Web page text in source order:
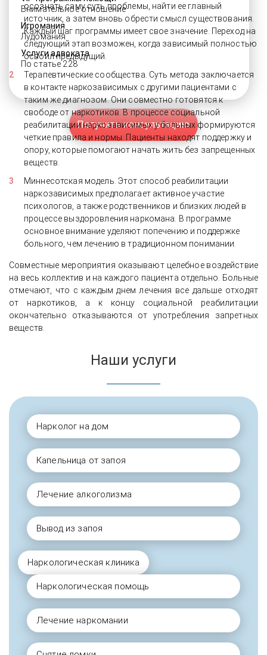
Внимательное отношение
Игромания
Лудомания
Услуги адвоката
По статье 228
Получить консультацию
осознать саму суть проблемы, найти ее главный
источник, а затем вновь обрести смысл существования.
Каждый шаг программы имеет свое значение. Переход на
следующий этап возможен, когда зависимый полностью
освоил предыдущий.
Терапевтические сообщества. Суть метода заключается
в контакте наркозависимых с другими пациентами с
таким же диагнозом. Они совместно готовятся к
свободе от наркотиков. В процессе социальной
реабилитации наркозависимых у больных формируются
четкие правила и нормы. Пациенты находят поддержку и
опору, которые помогают начать жить без запрещенных
веществ.
Миннесотская модель. Этот способ реабилитации
наркозависимых предполагает активное участие
психологов, а также родственников и близких людей в
процессе выздоровления наркомана. В программе
основное внимание уделяют попечению и поддержке
больного, чем лечению в традиционном понимании.
Совместные мероприятия оказывают целебное воздействие
на весь коллектив и на каждого пациента отдельно. Больные
отмечают, что с каждым днем лечения все дальше отходят
от наркотиков, а к концу социальной реабилитации
окончательно отказываются от употребления запретных
веществ.
Наши услуги
Нарколог на дом
Капельница от запоя
Лечение алкоголизма
Вывод из запоя
Наркологическая клиника
Наркологическая помощь
Лечение наркомании